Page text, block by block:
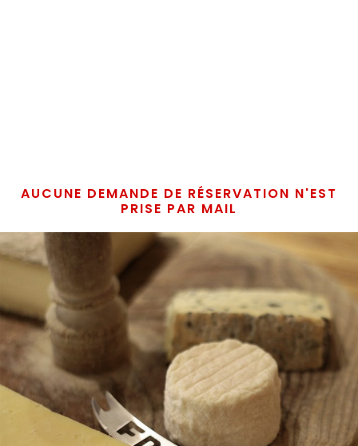
AUCUNE DEMANDE DE RÉSERVATION N'EST
PRISE PAR MAIL